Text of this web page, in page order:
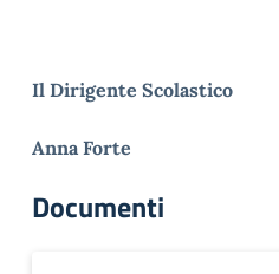
Il Dirigente Scolastico
Anna Forte
Documenti